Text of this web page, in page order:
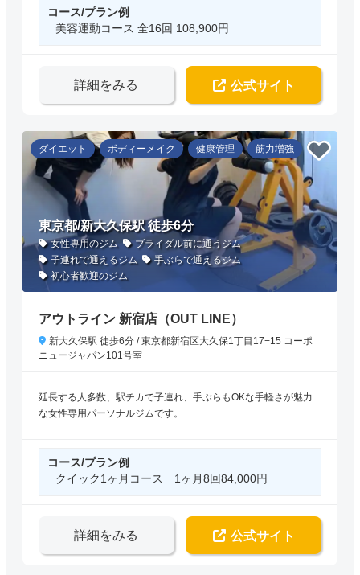
コース/プラン例
美容運動コース 全16回 108,900円
詳細をみる 公式サイト
ダイエット ボディーメイク 健康管理 筋力増強
東京都/新大久保駅 徒歩6分
女性専用のジム
ブライダル前に通うジム
子連れで通えるジム
手ぶらで通えるジム
初心者歓迎のジム
アウトライン 新宿店（OUT LINE）
新大久保駅 徒歩6分 / 東京都新宿区大久保1丁目17−15 コーポ
ニュージャパン101号室
延長する人多数、駅チカで子連れ、手ぶらもOKな手軽さが魅力
な女性専用パーソナルジムです。
コース/プラン例
クイック1ヶ月コース 1ヶ月8回84,000円
詳細をみる 公式サイト